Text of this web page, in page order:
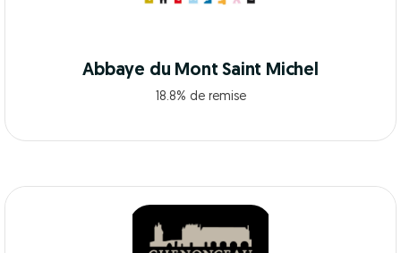
Abbaye du Mont Saint Michel
18.8% de remise